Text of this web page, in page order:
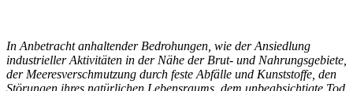
In Anbetracht anhaltender Bedrohungen, wie der Ansiedlung
industrieller Aktivitäten in der Nähe der Brut- und Nahrungsgebiete,
der Meeresverschmutzung durch feste Abfälle und Kunststoffe, den
Störungen ihres natürlichen Lebensraums, dem unbeabsichtigte Tod